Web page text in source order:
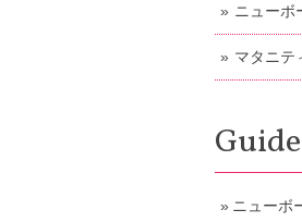
ニューボ
マタニテ
Guide
ニューボ